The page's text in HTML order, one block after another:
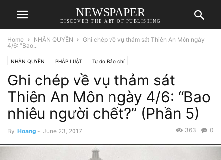
NEWSPAPER
DISCOVER THE ART OF PUBLISHING
Home NHÂN QUYỀN
Ghi chép về vụ thảm sát Thiên An Môn ngày
4/6: “Bao...
NHÂN QUYỀN PHÁP LUẬT Tự do Báo chí
Ghi chép về vụ thảm sát
Thiên An Môn ngày 4/6: “Bao
nhiêu người chết?” (Phần 5)
By Hoang - June 23, 2017 0
363